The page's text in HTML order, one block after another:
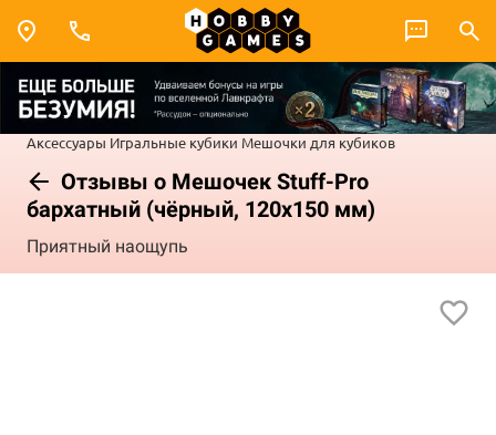
Аксессуары Игральные кубики Мешочки для кубиков
Отзывы о Мешочек Stuff-Pro
бархатный (чёрный, 120x150 мм)
Приятный наощупь